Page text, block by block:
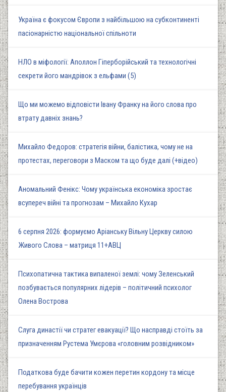
Україна є фокусом Європи з найбільшою на субконтиненті
пасіонарністю національної спільноти
НЛО в міфології: Аполлон Гіперборійський та технологічні
секрети його мандрівок з ельфами (5)
Що ми можемо відповісти Івану Франку на його слова про
втрату давніх знань?
Михайло Федоров: стратегія війни, балістика, чому не на
протестах, переговори з Маском та що буде далі (+відео)
Аномальний Фенікс: Чому українська економіка зростає
всупереч війні та прогнозам – Михайло Кухар
6 серпня 2026: формуємо Аріанську Вільну Церкву силою
Живого Слова – матриця 11+АВЦ
Психопатична тактика випаленої землі: чому Зеленський
позбувається популярних лідерів – політичний психолог
Олена Вострова
Слуга династії чи стратег евакуації? Що насправді стоїть за
призначенням Рустема Умєрова «головним розвідником»
Податкова буде бачити кожен перетин кордону та місце
перебування українців